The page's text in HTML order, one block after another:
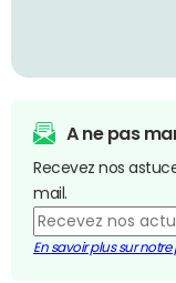
A ne pas
Recevez nos
mail.
En savoir plus sur